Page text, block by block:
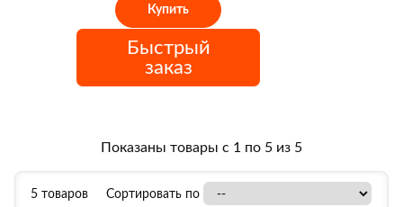
Купить
Быстрый
заказ
Показаны товары с 1 по 5 из 5
5 товаров Сортировать по